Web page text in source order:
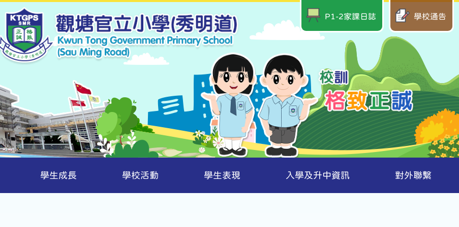
學校通告
P1-2家課日誌
學生成長 學校活動 學生表現 入學及升中資訊 對外聯繫